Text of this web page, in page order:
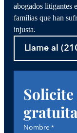
abogados litigantes
familias que han
injusta.
Llame al
gratuita
Nombre*